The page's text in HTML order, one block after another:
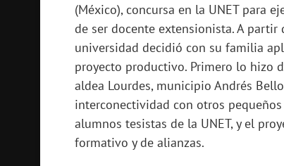
(México), concursa en la UNET para
de ser docente extensionista. A
universidad decidió con su familia
proyecto productivo. Primero lo hizo
aldea Lourdes, municipio Andrés
interconectividad con otros
alumnos tesistas de la UNET, y el
formativo y de alianzas.